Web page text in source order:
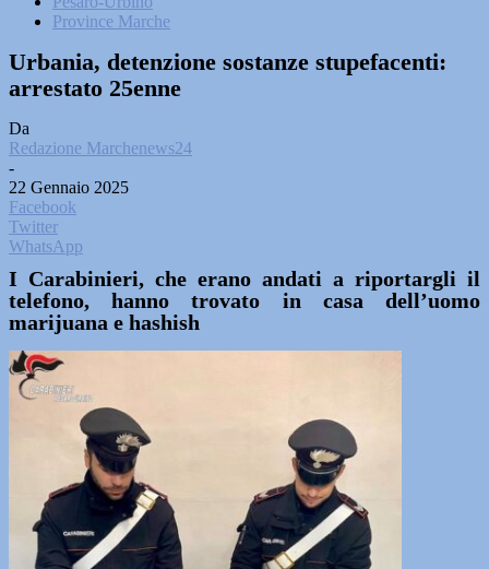
Province Marche
Urbania, detenzione sostanze stupefacenti:
arrestato 25enne
Da
Redazione Marchenews24
-
22 Gennaio 2025
Facebook
Twitter
WhatsApp
I Carabinieri, che erano andati a riportargli il
telefono, hanno trovato in casa dell’uomo
marijuana e hashish